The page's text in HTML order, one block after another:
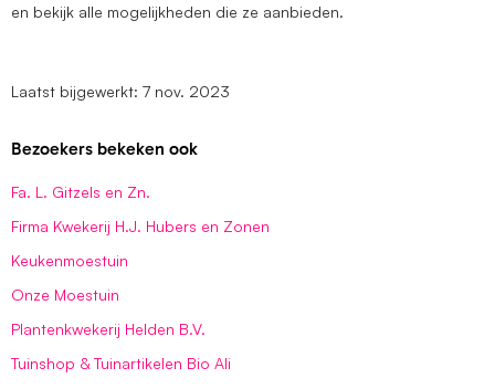
en bekijk alle mogelijkheden die ze aanbieden.
Laatst bijgewerkt: 7 nov. 2023
Bezoekers bekeken ook
Fa. L. Gitzels en Zn.
Firma Kwekerij H.J. Hubers en Zonen
Keukenmoestuin
Onze Moestuin
Plantenkwekerij Helden B.V.
Tuinshop & Tuinartikelen Bio Ali